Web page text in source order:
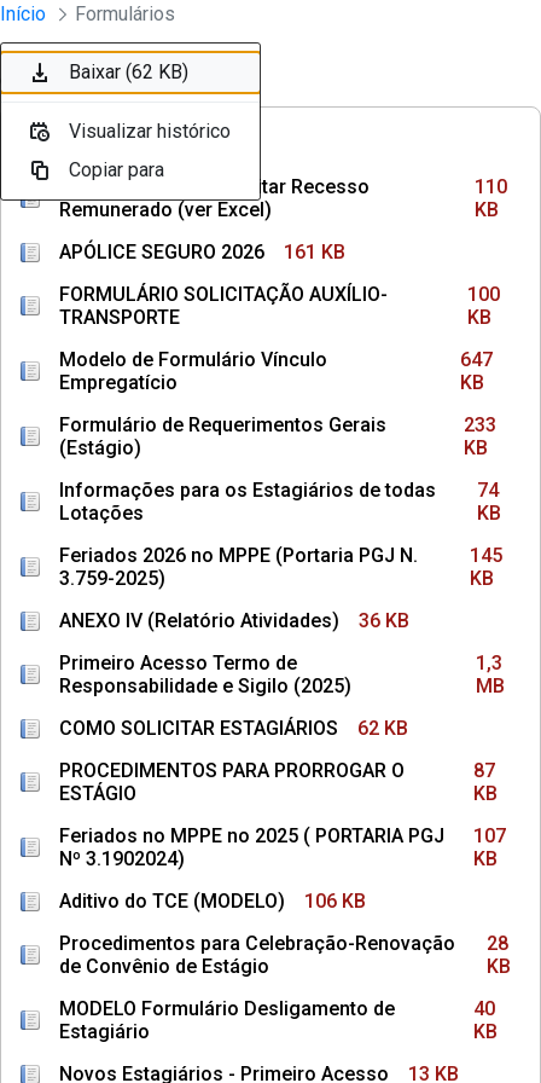
Pular para o Conteúdo principal
Divisão Minima - Escola Superior
Início Formulários
Ordenar Filtro
FREQUÊNCIAS
Como Calcular e Solicitar Recesso
Remunerado (ver Excel)
110
KB
APÓLICE SEGURO 2026
161 KB
FORMULÁRIO SOLICITAÇÃO AUXÍLIO-
TRANSPORTE
100
KB
Modelo de Formulário Vínculo
Empregatício
647
KB
Formulário de Requerimentos Gerais
(Estágio)
233
KB
Informações para os Estagiários de todas
Lotações
74
KB
Feriados 2026 no MPPE (Portaria PGJ N.
3.759-2025)
145
KB
ANEXO IV (Relatório Atividades)
36 KB
Primeiro Acesso Termo de
Responsabilidade e Sigilo (2025)
1,3
MB
COMO SOLICITAR ESTAGIÁRIOS
62 KB
PROCEDIMENTOS PARA PRORROGAR O
ESTÁGIO
87
KB
Feriados no MPPE no 2025 ( PORTARIA PGJ
Nº 3.1902024)
107
KB
Aditivo do TCE (MODELO)
106 KB
Procedimentos para Celebração-Renovação
de Convênio de Estágio
28
KB
MODELO Formulário Desligamento de
Estagiário
40
KB
Novos Estagiários - Primeiro Acesso
13 KB
Baixar (110 KB)
Visualizar histórico
Copiar para
Baixar (161 KB)
Visualizar histórico
Copiar para
Baixar (100 KB)
Visualizar histórico
Copiar para
Baixar (647 KB)
Visualizar histórico
Copiar para
Baixar (233 KB)
Visualizar histórico
Copiar para
Baixar (74 KB)
Visualizar histórico
Copiar para
Baixar (145 KB)
Visualizar histórico
Copiar para
Baixar (36 KB)
Visualizar histórico
Copiar para
Baixar (1,3 MB)
Visualizar histórico
Copiar para
Baixar (62 KB)
Visualizar histórico
Copiar para